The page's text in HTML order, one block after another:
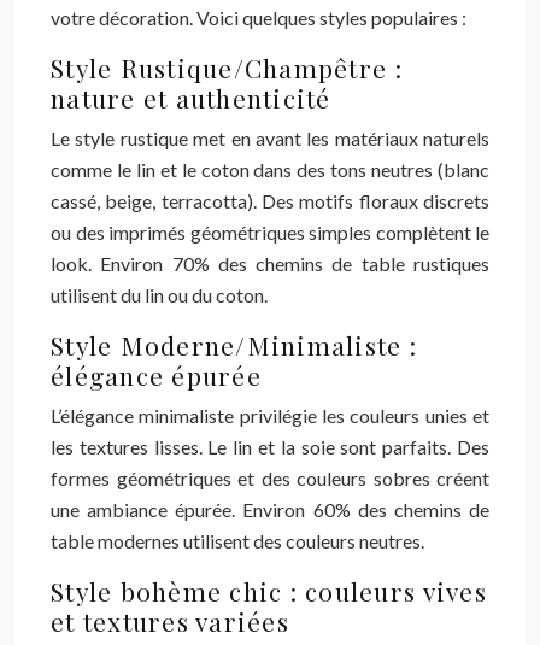
votre décoration. Voici quelques styles populaires :
Style Rustique/Champêtre :
nature et authenticité
Le style rustique met en avant les matériaux naturels
comme le lin et le coton dans des tons neutres (blanc
cassé, beige, terracotta). Des motifs floraux discrets
ou des imprimés géométriques simples complètent le
look. Environ 70% des chemins de table rustiques
utilisent du lin ou du coton.
Style Moderne/Minimaliste :
élégance épurée
L’élégance minimaliste privilégie les couleurs unies et
les textures lisses. Le lin et la soie sont parfaits. Des
formes géométriques et des couleurs sobres créent
une ambiance épurée. Environ 60% des chemins de
table modernes utilisent des couleurs neutres.
Style bohème chic : couleurs vives
et textures variées